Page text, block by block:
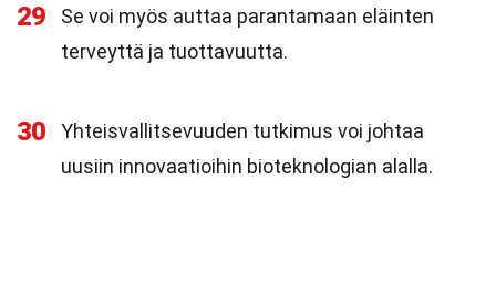
29
Se voi myös auttaa parantamaan eläinten
terveyttä ja tuottavuutta.
30
Yhteisvallitsevuuden tutkimus voi johtaa
uusiin innovaatioihin bioteknologian alalla.